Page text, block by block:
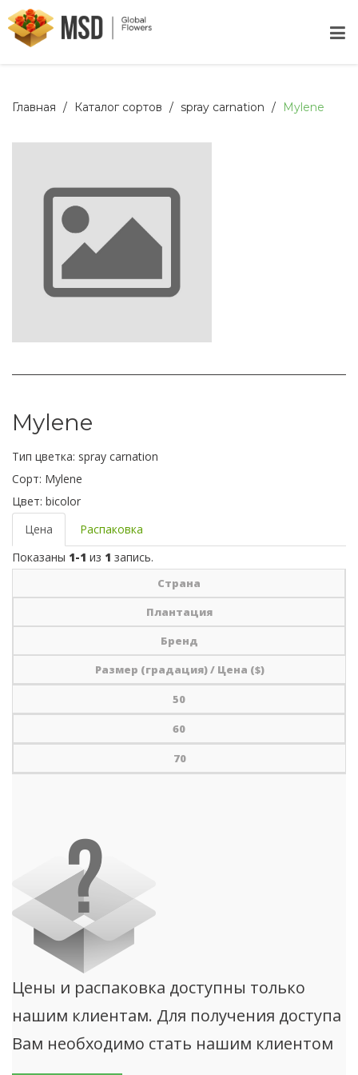
Главная Каталог сортов spray carnation Mylene
Mylene
Тип цветка: spray carnation
Сорт: Mylene
Цвет: bicolor
Цена
Распаковка
Показаны 1-1 из 1 запись.
Страна
Плантация
Бренд
Размер (градация) / Цена ($)
50
60
70
Цены и распаковка доступны только
нашим клиентам. Для получения доступа
Вам необходимо стать нашим клиентом